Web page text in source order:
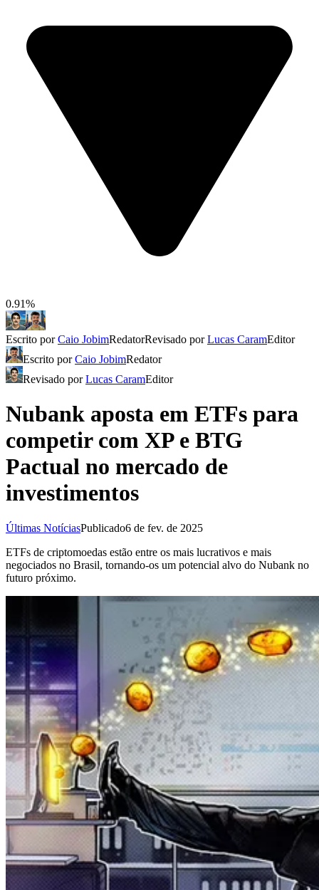
0.91%
Escrito porCaio JobimRedatorRevisado porLucas CaramEditor
Escrito porCaio JobimRedator
Revisado porLucas CaramEditor
Nubank aposta em ETFs para
competir com XP e BTG
Pactual no mercado de
investimentos
Últimas NotíciasPublicado6 de fev. de 2025
ETFs de criptomoedas estão entre os mais lucrativos e mais
negociados no Brasil, tornando-os um potencial alvo do Nubank no
futuro próximo.